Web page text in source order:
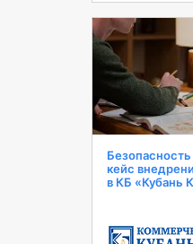
кейс
в КБ «Кубань